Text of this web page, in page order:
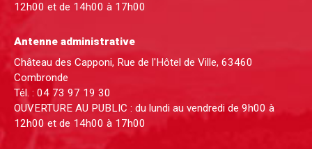
12h00 et de 14h00 à 17h00
Antenne administrative
Château des Capponi, Rue de l'Hôtel de Ville, 63460
Combronde
Tél. : 04 73 97 19 30
OUVERTURE AU PUBLIC : du lundi au vendredi de 9h00 à
12h00 et de 14h00 à 17h00